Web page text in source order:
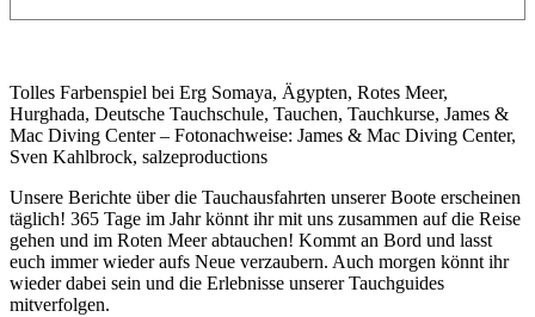
Tolles Farbenspiel bei Erg Somaya, Ägypten, Rotes Meer,
Hurghada, Deutsche Tauchschule, Tauchen, Tauchkurse, James &
Mac Diving Center – Fotonachweise: James & Mac Diving Center,
Sven Kahlbrock, salzeproductions
Unsere Berichte über die Tauchausfahrten unserer Boote erscheinen
täglich! 365 Tage im Jahr könnt ihr mit uns zusammen auf die Reise
gehen und im Roten Meer abtauchen! Kommt an Bord und lasst
euch immer wieder aufs Neue verzaubern. Auch morgen könnt ihr
wieder dabei sein und die Erlebnisse unserer Tauchguides
mitverfolgen.